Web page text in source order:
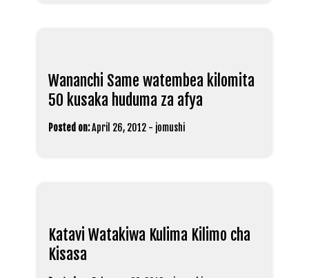
Wananchi Same watembea kilomita
50 kusaka huduma za afya
Posted on:April 26, 2012 - jomushi
Katavi Watakiwa Kulima Kilimo cha
Kisasa